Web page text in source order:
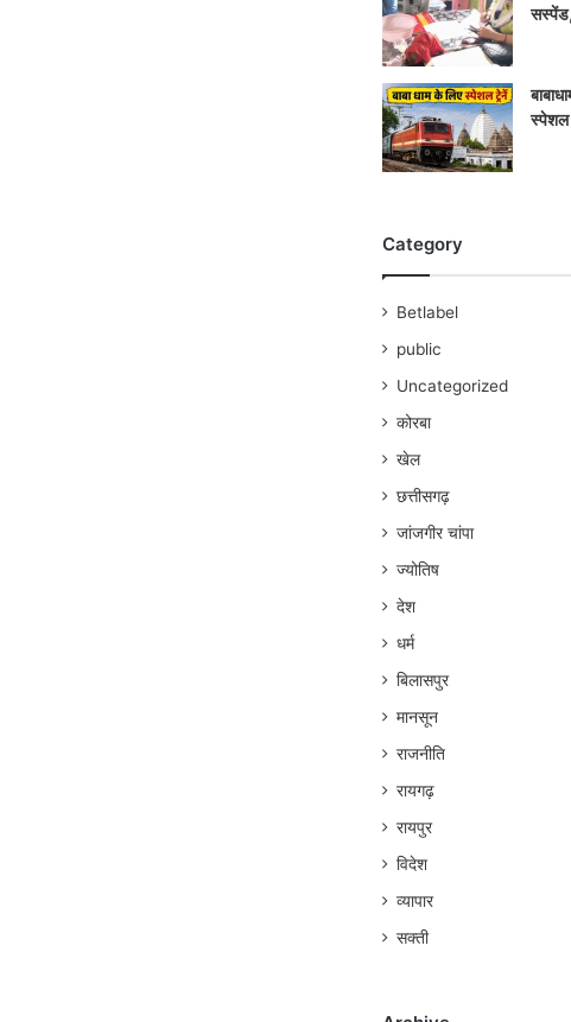
सस्पेंड,
स्पेशल
Category
Betlabel
public
Uncategorized
कोरबा
खेल
छत्तीसगढ़
जांजगीर चांपा
ज्योतिष
देश
धर्म
बिलासपुर
मानसून
राजनीति
रायगढ़
रायपुर
विदेश
व्यापार
सक्ती